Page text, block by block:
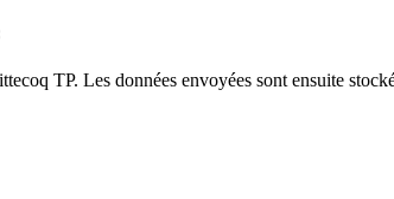
TP. Les données envoyées sont ensuite